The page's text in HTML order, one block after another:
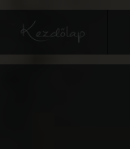
Kezdőlap